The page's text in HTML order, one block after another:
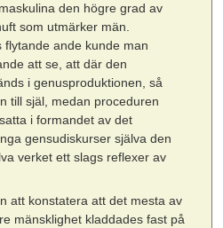
den högre grad av
som utmärker män.
flytande ande kunde man
att se, att där den
i genusproduktionen, så
till själ, medan proceduren
i formandet av det
gensudiskurser själva den
verket ett slags reflexer av
att konstatera att det mesta av
mänsklighet kladdades fast på